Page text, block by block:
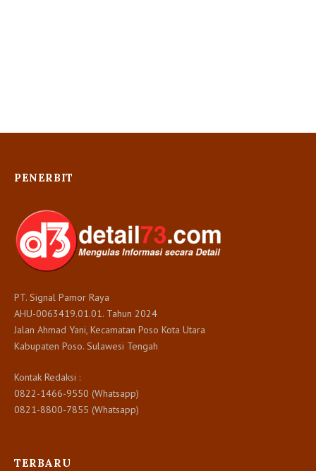
PENERBIT
PT. Signal Pamor Raya
AHU-0063419.01.01. Tahun 2024
Jalan Ahmad Yani, Kecamatan Poso Kota Utara
Kabupaten Poso. Sulawesi Tengah
Kontak Redaksi :
0822-1466-9550 (Whatsapp)
0821-8800-7855 (Whatsapp)
TERBARU